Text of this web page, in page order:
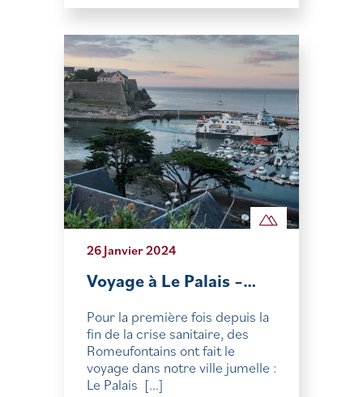
26 Janvier 2024
Voyage à Le Palais –…
Pour la première fois depuis la
fin de la crise sanitaire, des
Romeufontains ont fait le
voyage dans notre ville jumelle :
Le Palais [...]